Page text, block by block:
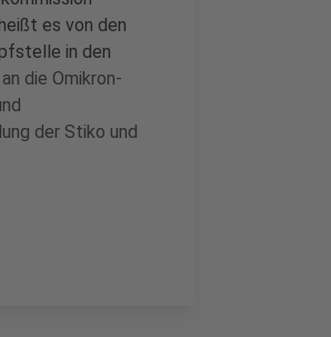
es von den
in den
die Omikron-
der Stiko und